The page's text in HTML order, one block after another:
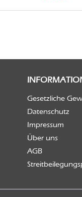
Gesetzliche
Datenschutz
Impressum
Über uns
AGB